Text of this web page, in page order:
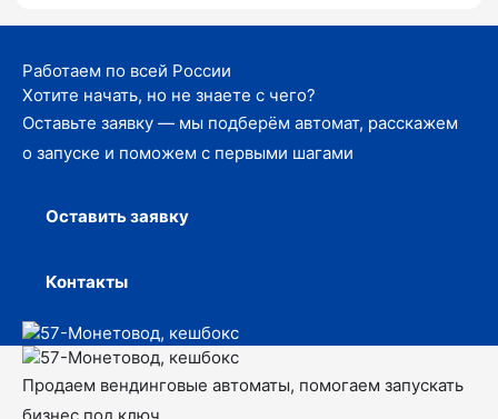
Работаем по всей России
Хотите начать, но не знаете с чего?
Оставьте заявку — мы подберём автомат, расскажем
о запуске и поможем с первыми шагами
Оставить заявку
Контакты
Продаем вендинговые автоматы, помогаем запускать
бизнес под ключ